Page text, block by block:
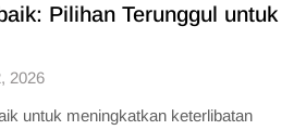
Pilihan Terunggul untuk
2026
untuk meningkatkan keterlibatan